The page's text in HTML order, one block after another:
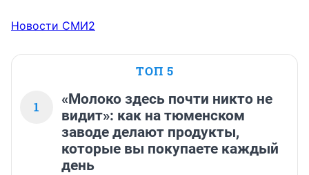
Новости СМИ2
ТОП 5
1
«Молоко здесь почти никто не
видит»: как на тюменском
заводе делают продукты,
которые вы покупаете каждый
день